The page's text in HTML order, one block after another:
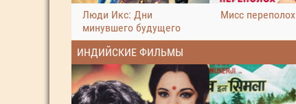
Люди Икс: Дни
минувшего будущего
Мисс переполох
ИНДИЙСКИЕ ФИЛЬМЫ